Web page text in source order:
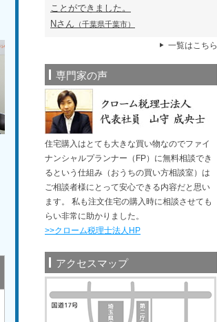
ことができました。
Nさん （千葉県千葉市）
一覧はこちら
専門家の声
住宅購入はとても大きな買い物なのでファイ
ナンシャルプランナー（FP）に無料相談でき
るという仕組み（おうちの買い方相談室）は
ご相談者様にとって安心できる内容だと思い
ます。 私も注文住宅の購入時に相談させても
らい非常に助かりました。
>>クローム税理士法人HP
アクセスマップ